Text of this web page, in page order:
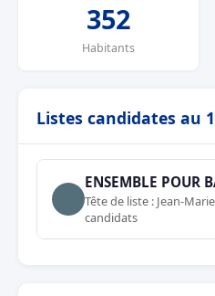
352
Habitants
Listes candidates au 1
ENSEMBLE POUR
Tête de liste : Jean-
candidats